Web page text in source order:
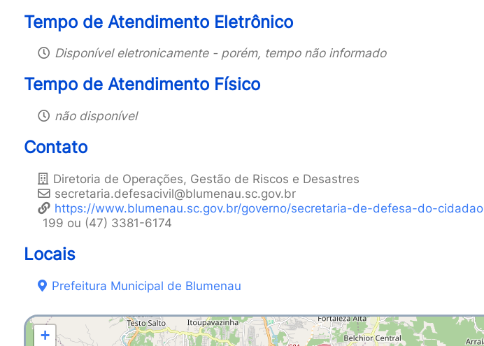
Tempo de Atendimento Eletrônico
Disponível eletronicamente - porém, tempo não informado
Tempo de Atendimento Físico
não disponível
Contato
Diretoria de Operações, Gestão de Riscos e Desastres
secretaria.defesacivil@blumenau.sc.gov.br
https://www.blumenau.sc.gov.br/governo/secretaria-de-defesa-do-cidadao
199 ou (47) 3381-6174
Locais
Prefeitura Municipal de Blumenau
+